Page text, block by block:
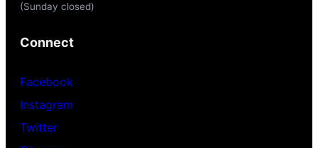
(Sunday closed)
Connect
Facebook
Instagram
Twitter